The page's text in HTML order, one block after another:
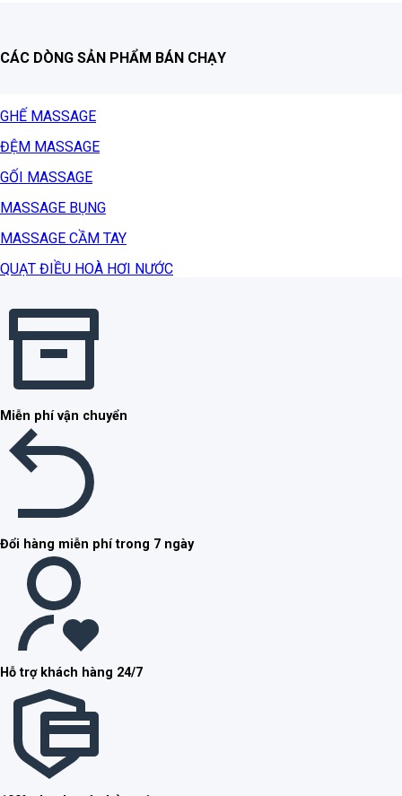
CÁC DÒNG SẢN PHẨM BÁN CHẠY
GHẾ MASSAGE
ĐỆM MASSAGE
GỐI MASSAGE
MASSAGE BỤNG
MASSAGE CẦM TAY
QUẠT ĐIỀU HOÀ HƠI NƯỚC
Miễn phí vận chuyển
Đổi hàng miễn phí trong 7 ngày
Hỗ trợ khách hàng 24/7